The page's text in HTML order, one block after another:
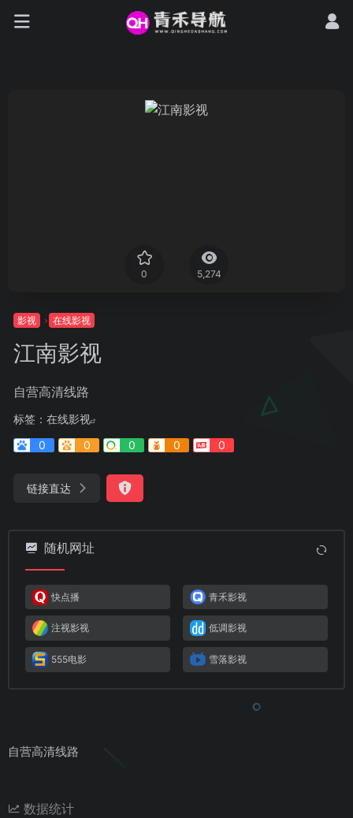
0 5,274
影视 在线影视
江南影视
自营高清线路
标签： 在线影视
0
0 0 0 0
链接直达
随机网址
快点播 青禾影视
注视影视 低调影视
555电影 雪落影视
自营高清线路
数据统计